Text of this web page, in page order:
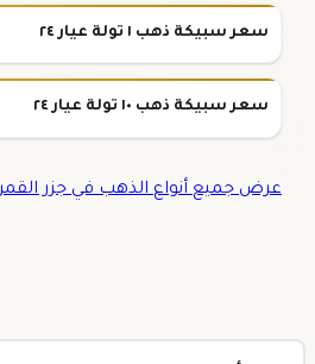
سعر سبيكة ذهب ١ تولة عيار ٢٤
سعر سبيكة ذهب ١٠ تولة عيار ٢٤
عرض جميع أنواع الذهب في جزر القمر